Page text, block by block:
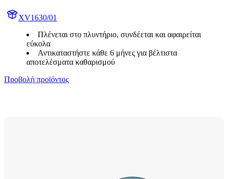
XV1630/01
Πλένεται στο πλυντήριο, συνδέεται και αφαιρείται
εύκολα
Αντικαταστήστε κάθε 6 μήνες για βέλτιστα
αποτελέσματα καθαρισμού
Προβολή προϊόντος